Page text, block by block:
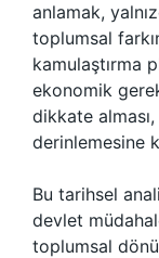
anlamak,
toplumsal
kamulaştırma
ekonomik
dikkate
derinlemesine
Bu tarihsel
devlet
toplumsal